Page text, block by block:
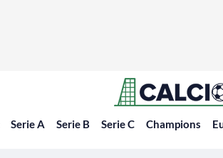
Serie A Serie B Serie C Champions